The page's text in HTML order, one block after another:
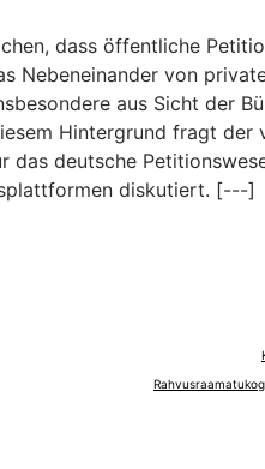
dass öffentliche
Nebeneinander von
aus Sicht der
Hintergrund fragt
das deutsche
diskutiert. [---]